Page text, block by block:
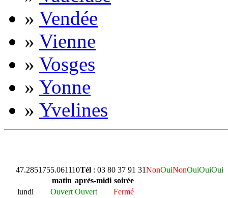
» Vendée
» Vienne
» Vosges
» Yonne
» Yvelines
47.2851755.061110Tél : 03 80 37 91 31NonOuiNonOuiOuiOui
matin après-midi soirée
lundi
Ouvert Ouvert
Fermé